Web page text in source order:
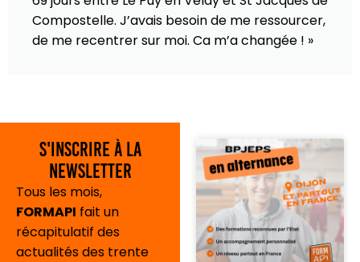
Compostelle. J’avais besoin de me ressourcer,
de me recentrer sur moi. Ca m’a changée ! »
S'inscrire à la
newsletter
Tous les mois,
FORMAPI fait un
récapitulatif des
actualités des trente